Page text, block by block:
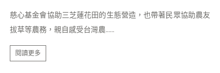
慈心基金會協助三芝蓮花田的生態營造，也帶著民眾協助農友
拔草等農務，親自感受台灣農......
閱讀更多